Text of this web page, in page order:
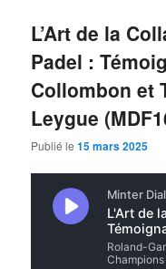
L’Art de la
Padel :
Collombon et
Leygue
Publié le15 mars 2025